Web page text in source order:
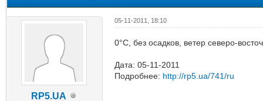
RP5.UA
05-11-2011, 18:10
0°C, без осадков, ветер северо-
Дата: 05-11-2011
Подробнее: http://rp5.ua/741/ru